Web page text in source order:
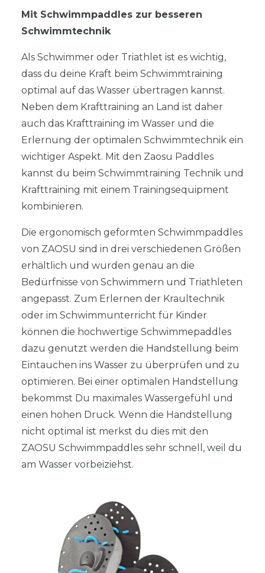
Mit Schwimmpaddles zur besseren
Schwimmtechnik
Als Schwimmer oder Triathlet ist es wichtig,
dass du deine Kraft beim Schwimmtraining
optimal auf das Wasser übertragen kannst.
Neben dem Krafttraining an Land ist daher
auch das Krafttraining im Wasser und die
Erlernung der optimalen Schwimmtechnik ein
wichtiger Aspekt. Mit den Zaosu Paddles
kannst du beim Schwimmtraining Technik und
Krafttraining mit einem Trainingsequipment
kombinieren.
Die ergonomisch geformten Schwimmpaddles
von ZAOSU sind in drei verschiedenen Größen
erhältlich und wurden genau an die
Bedürfnisse von Schwimmern und Triathleten
angepasst. Zum Erlernen der Kraultechnik
oder im Schwimmunterricht für Kinder
können die hochwertige Schwimmepaddles
dazu genutzt werden die Handstellung beim
Eintauchen ins Wasser zu überprüfen und zu
optimieren. Bei einer optimalen Handstellung
bekommst Du maximales Wassergefühl und
einen hohen Druck. Wenn die Handstellung
nicht optimal ist merkst du dies mit den
ZAOSU Schwimmpaddles sehr schnell, weil du
am Wasser vorbeiziehst.